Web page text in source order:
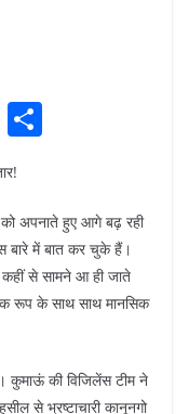
Li
k
e
dI
n
e
को अपनाते हुए आगे बढ़ रही
बारे में बात कर चुके हैं।
कहीं से सामने आ ही जाते
रूप के साथ साथ मानसिक
कुमाऊं की विजिलेंस टीम ने
से भ्रष्टाचारी कानूनगो